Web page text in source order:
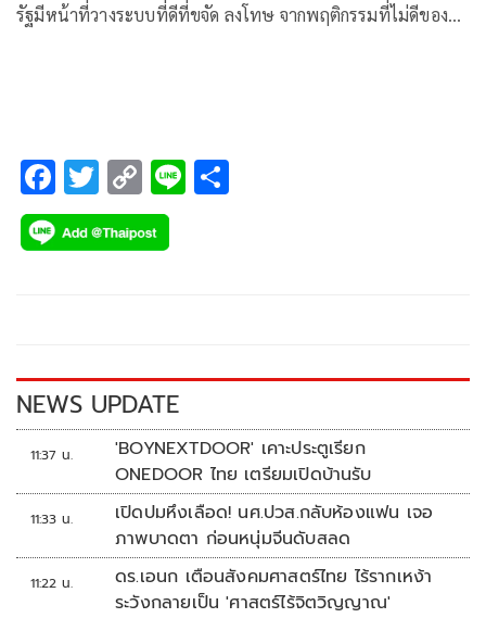
รัฐมีหน้าที่วางระบบที่ดีที่ขจัด ลงโทษ จากพฤติกรรมที่ไม่ดีของ
F
ac
e
k
T
wi
tt
C
o
p
k
Li
NEWS UPDATE
11:37 น.
'BOYNEXTDOOR' เคาะประตูเรียก
ONEDOOR ไทย เตรียมเปิดบ้านรับ
11:33 น.
เปิดปมหึงเลือด! นศ.ปวส.กลับห้องแฟน เจอ
ภาพบาดตา ก่อนหนุ่มจีนดับสลด
11:22 น.
ดร.เอนก เตือนสังคมศาสตร์ไทย ไร้รากเหง้า
ระวังกลายเป็น 'ศาสตร์ไร้จิตวิญญาณ'